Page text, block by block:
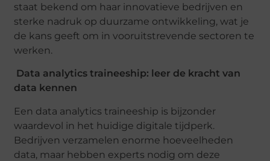
staat bekend om haar innovatieve bedrijven en
sterke nadruk op duurzame ontwikkeling, wat je
de kans geeft om in vooruitstrevende sectoren te
werken.
Data analytics traineeship: leer de kracht van
data kennen
Een data analytics traineeship is bijzonder
waardevol in het huidige digitale tijdperk.
Bedrijven verzamelen enorme hoeveelheden
data, maar hebben experts nodig om deze